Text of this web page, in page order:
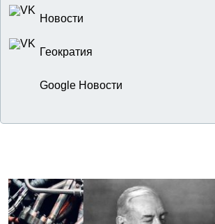
Новости
Геократия
Google Новости